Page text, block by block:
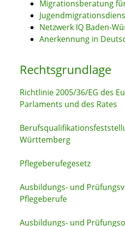
Migrationsberatung
Netzwerk IQ Baden-
Anerkennung in
Rechtsgrundlage
Richtlinie 2005/36/EG des
Parlaments und des Rates
Württemberg
Pflegeberufegesetz
Ausbildungs- und
Pflegeberufe
Ausbildungs- und